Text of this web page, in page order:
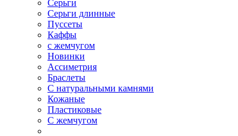
Серьги
Серьги длинные
Пуссеты
Каффы
с жемчугом
Новинки
Ассиметрия
Браслеты
С натуральными камнями
Кожаные
Пластиковые
С жемчугом